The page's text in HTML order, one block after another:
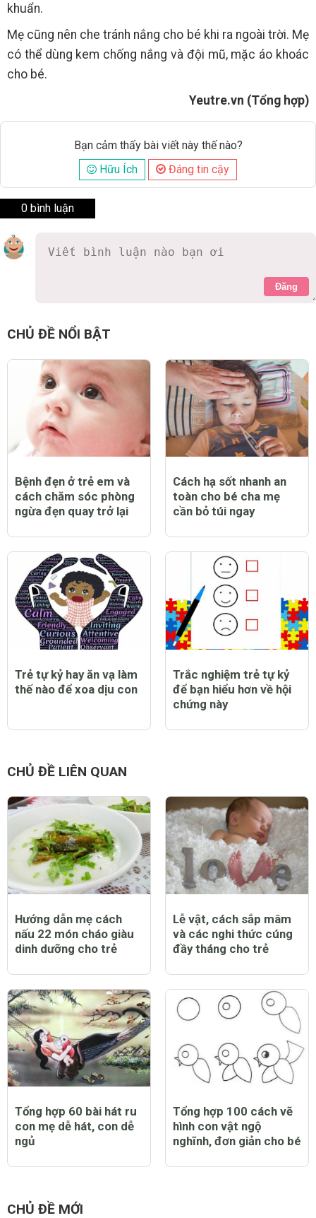
khuẩn.
Mẹ cũng nên che tránh nắng cho bé khi ra ngoài trời. Mẹ
có thể dùng kem chống nắng và đội mũ, mặc áo khoác
cho bé.
Yeutre.vn (Tổng hợp)
Bạn cảm thấy bài viết này thế nào?
Hữu Ích
Đáng tin cậy
0 bình luận
Đăng
CHỦ ĐỀ NỔI BẬT
Bệnh đẹn ở trẻ em và
cách chăm sóc phòng
ngừa đẹn quay trở lại
Cách hạ sốt nhanh an
toàn cho bé cha mẹ
cần bỏ túi ngay
Trẻ tự kỷ hay ăn vạ làm
thế nào để xoa dịu con
Trắc nghiệm trẻ tự kỷ
để bạn hiểu hơn về hội
chứng này
CHỦ ĐỀ LIÊN QUAN
Hướng dẫn mẹ cách
nấu 22 món cháo giàu
dinh dưỡng cho trẻ
Lễ vật, cách sắp mâm
và các nghi thức cúng
đầy tháng cho trẻ
Tổng hợp 60 bài hát ru
con mẹ dễ hát, con dễ
ngủ
Tổng hợp 100 cách vẽ
hình con vật ngộ
nghĩnh, đơn giản cho bé
CHỦ ĐỀ MỚI